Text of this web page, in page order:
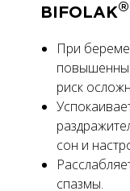
BIFOLAK®
При
риск
сон и
спазмы.